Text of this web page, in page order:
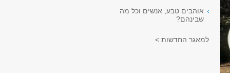
אוהבים טבע, אנשים וכל מה
שבינהם?
למאגר החדשות >